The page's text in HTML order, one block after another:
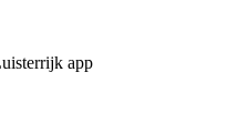
app